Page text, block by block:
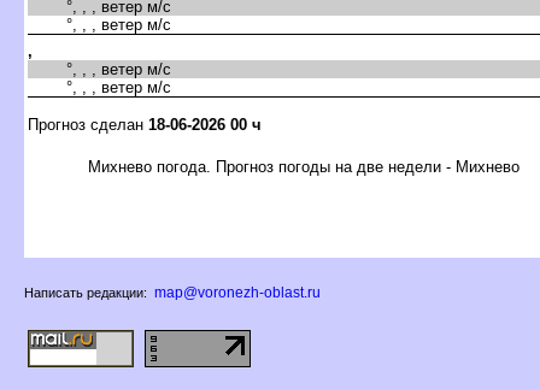
°, , , ветер м/с
°, , , ветер м/с
,
°, , , ветер м/с
°, , , ветер м/с
Прогноз сделан 18-06-2026 00 ч
Михнево погода. Прогноз погоды на две недели - Михнево
Написать редакции: map@voronezh-oblast.ru